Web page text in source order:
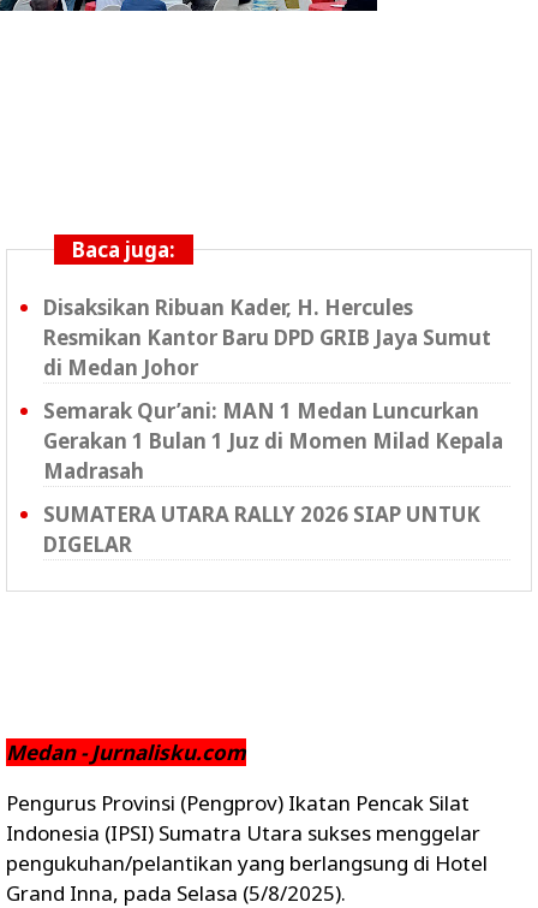
Baca juga:
Disaksikan Ribuan Kader, H. Hercules
Resmikan Kantor Baru DPD GRIB Jaya Sumut
di Medan Johor
Semarak Qur’ani: MAN 1 Medan Luncurkan
Gerakan 1 Bulan 1 Juz di Momen Milad Kepala
Madrasah
SUMATERA UTARA RALLY 2026 SIAP UNTUK
DIGELAR
Medan - Jurnalisku.com
Pengurus Provinsi (Pengprov) Ikatan Pencak Silat
Indonesia (IPSI) Sumatra Utara sukses menggelar
pengukuhan/pelantikan yang berlangsung di Hotel
Grand Inna, pada Selasa (5/8/2025).